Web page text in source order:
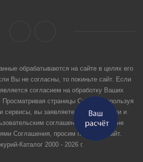
обрабатываются на сайте в целях его
Вы не согласны, то покиньте сайт. Если
согласием на обработку Ваших
страницы Сайта и используя
сервисы, вы заявляете, что прочитали и
соглашением. Если вы не
Соглашения, просим покинуть Сайт.
Каталог 2000 - 2026 г.